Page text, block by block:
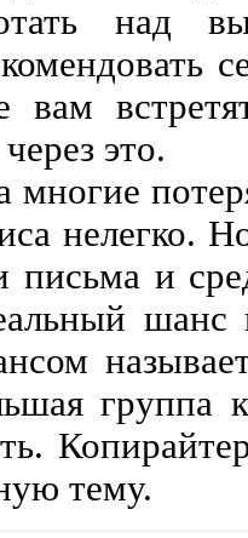
над
вам
это.
многие
нелегко.
письма и
шанс
группа
тему.